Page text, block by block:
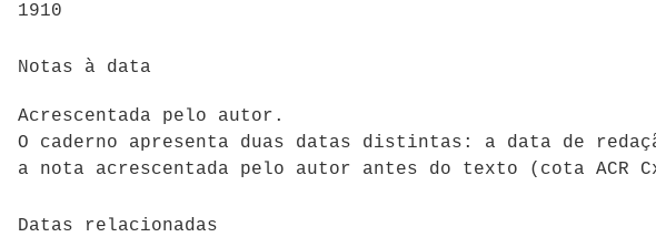
1910
Notas à data
Acrescentada pelo autor.
O caderno apresenta duas datas distintas: a data de
a nota acrescentada pelo autor antes do texto (cota ACR
Datas relacionadas